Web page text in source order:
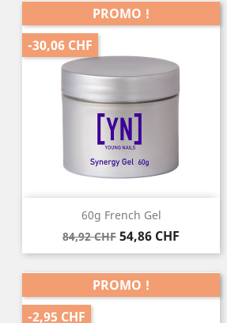
60g French Gel
Prix
de
84,92 CHF Prix
54,86 CHF
PROMO !
-30,06 CHF
PROMO !
-2,95 CHF